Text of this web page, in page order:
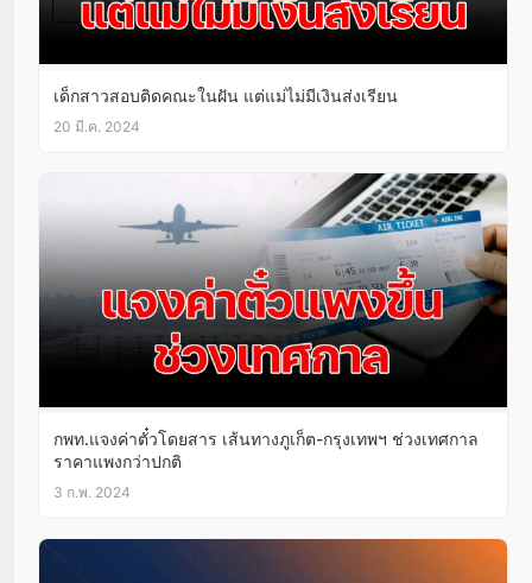
เด็กสาวสอบติดคณะในฝัน แต่แม่ไม่มีเงินส่งเรียน
20 มี.ค. 2024
กพท.แจงค่าตั๋วโดยสาร เส้นทางภูเก็ต-กรุงเทพฯ ช่วงเทศกาล
ราคาแพงกว่าปกติ
3 ก.พ. 2024